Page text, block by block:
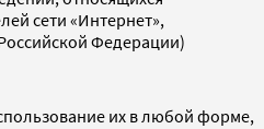
сети «Интернет»,
Федерации)
их в любой форме,